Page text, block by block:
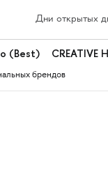
Дни открытых
(Best) CREATIVE
брендов